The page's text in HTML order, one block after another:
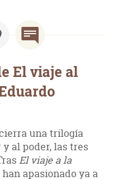
El viaje al
una trilogía
al poder, las tres
El viaje a la
han apasionado ya a